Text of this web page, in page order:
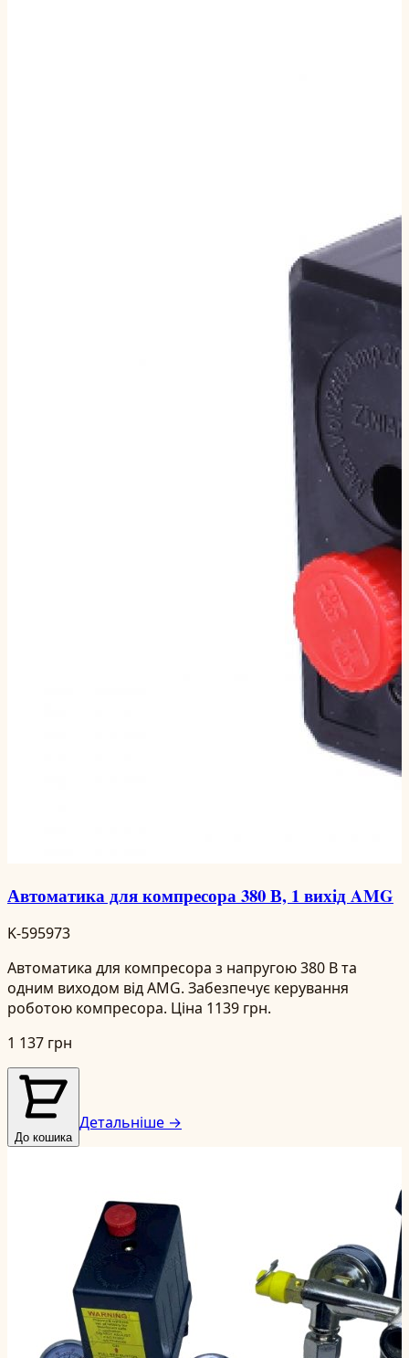
Автоматика для компресора 380 В, 1 вихід AMG
K-595973
Автоматика для компресора з напругою 380 В та
одним виходом від AMG. Забезпечує керування
роботою компресора. Ціна 1139 грн.
1 137 грн
До кошика
Детальніше →